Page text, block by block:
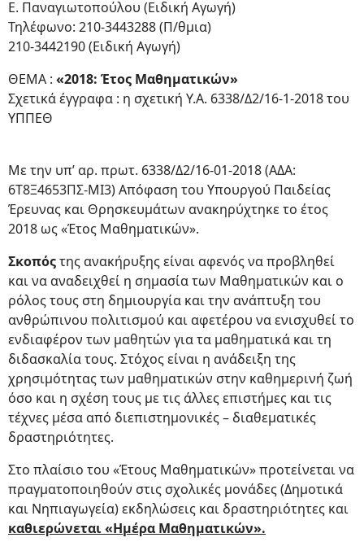
Ε. Παναγιωτοπούλου (Ειδική Αγωγή)
Τηλέφωνο: 210-3443288 (Π/θμια)
210-3442190 (Ειδική Αγωγή)
ΘΕΜΑ : «2018: Έτος Μαθηματικών»
Σχετικά έγγραφα : η σχετική Υ.Α. 6338/Δ2/16-1-2018 του
ΥΠΠΕΘ
Με την υπ’ αρ. πρωτ. 6338/Δ2/16-01-2018 (ΑΔΑ:
6Τ8Ξ4653ΠΣ-ΜΙ3) Απόφαση του Υπουργού Παιδείας
Έρευνας και Θρησκευμάτων ανακηρύχτηκε το έτος
2018 ως «Έτος Μαθηματικών».
Σκοπόςτης ανακήρυξης είναι αφενός να προβληθεί
και να αναδειχθεί η σημασία των Μαθηματικών και ο
ρόλος τους στη δημιουργία και την ανάπτυξη του
ανθρώπινου πολιτισμού και αφετέρου να ενισχυθεί το
ενδιαφέρον των μαθητών για τα μαθηματικά και τη
διδασκαλία τους. Στόχος είναι η ανάδειξη της
χρησιμότητας των μαθηματικών στην καθημερινή ζωή
όσο και η σχέση τους με τις άλλες επιστήμες και τις
τέχνες μέσα από διεπιστημονικές – διαθεματικές
δραστηριότητες.
Στο πλαίσιο του «Έτους Μαθηματικών» προτείνεται να
πραγματοποιηθούν στις σχολικές μονάδες (Δημοτικά
και Νηπιαγωγεία) εκδηλώσεις και δραστηριότητες και
καθιερώνεται «Ημέρα Μαθηματικών».